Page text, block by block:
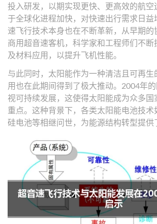
投入研发，以期实现更快、更高效的航空
于全球化进程加快，对快速出行需求日益
速飞行技术本身也在不断革新，从早期
商用超音速客机，科学家和工程师们不断
及材料应用，以提升飞机性能。
与此同时，太阳能作为一种清洁且可再生
用也在此期间得到了极大推动。2004年
视可持续发展，这使得太阳能成为众多国
重点。这种背景下，各类太阳能电池技
硅电池等相继问世，为能源结构转型提供